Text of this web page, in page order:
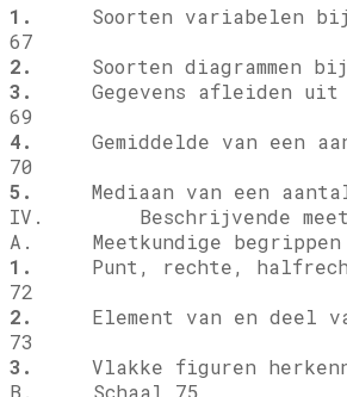
1.
Soorten variabelen
67
2.
Soorten diagrammen
3.
Gegevens afleiden uit
69
4.
Gemiddelde van een
70
5.
Mediaan van een
IV. Beschrijvende
A. Meetkundige
1.
Punt, rechte,
72
2.
Element van en deel
73
3.
Vlakke figuren
B. Schaal 75